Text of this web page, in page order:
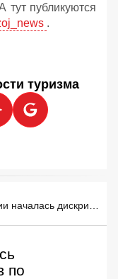
тут публикуются
.
туризма
по